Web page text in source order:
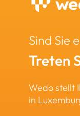
Sind Sie
Treten
Wedo stellt
in